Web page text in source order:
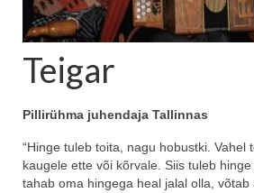
Teigar
Pillirühma juhendaja Tallinnas
“Hinge tuleb toita, nagu hobustki. Vahel
kaugele ette või kõrvale. Siis tuleb
tahab oma hingega heal jalal olla, võtab